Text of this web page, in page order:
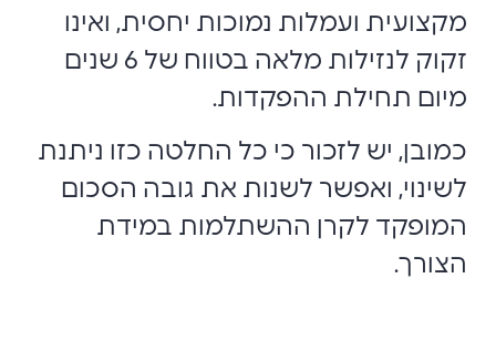
מקצועית ועמלות נמוכות יחסית, ואינו
זקוק לנזילות מלאה בטווח של 6 שנים
מיום תחילת ההפקדות.
כמובן, יש לזכור כי כל החלטה כזו ניתנת
לשינוי, ואפשר לשנות את גובה הסכום
המופקד לקרן ההשתלמות במידת
הצורך.